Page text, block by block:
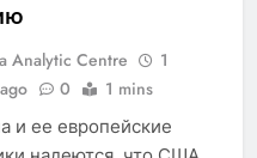
Analytic Centre
1
0 1 mins
и ее европейские